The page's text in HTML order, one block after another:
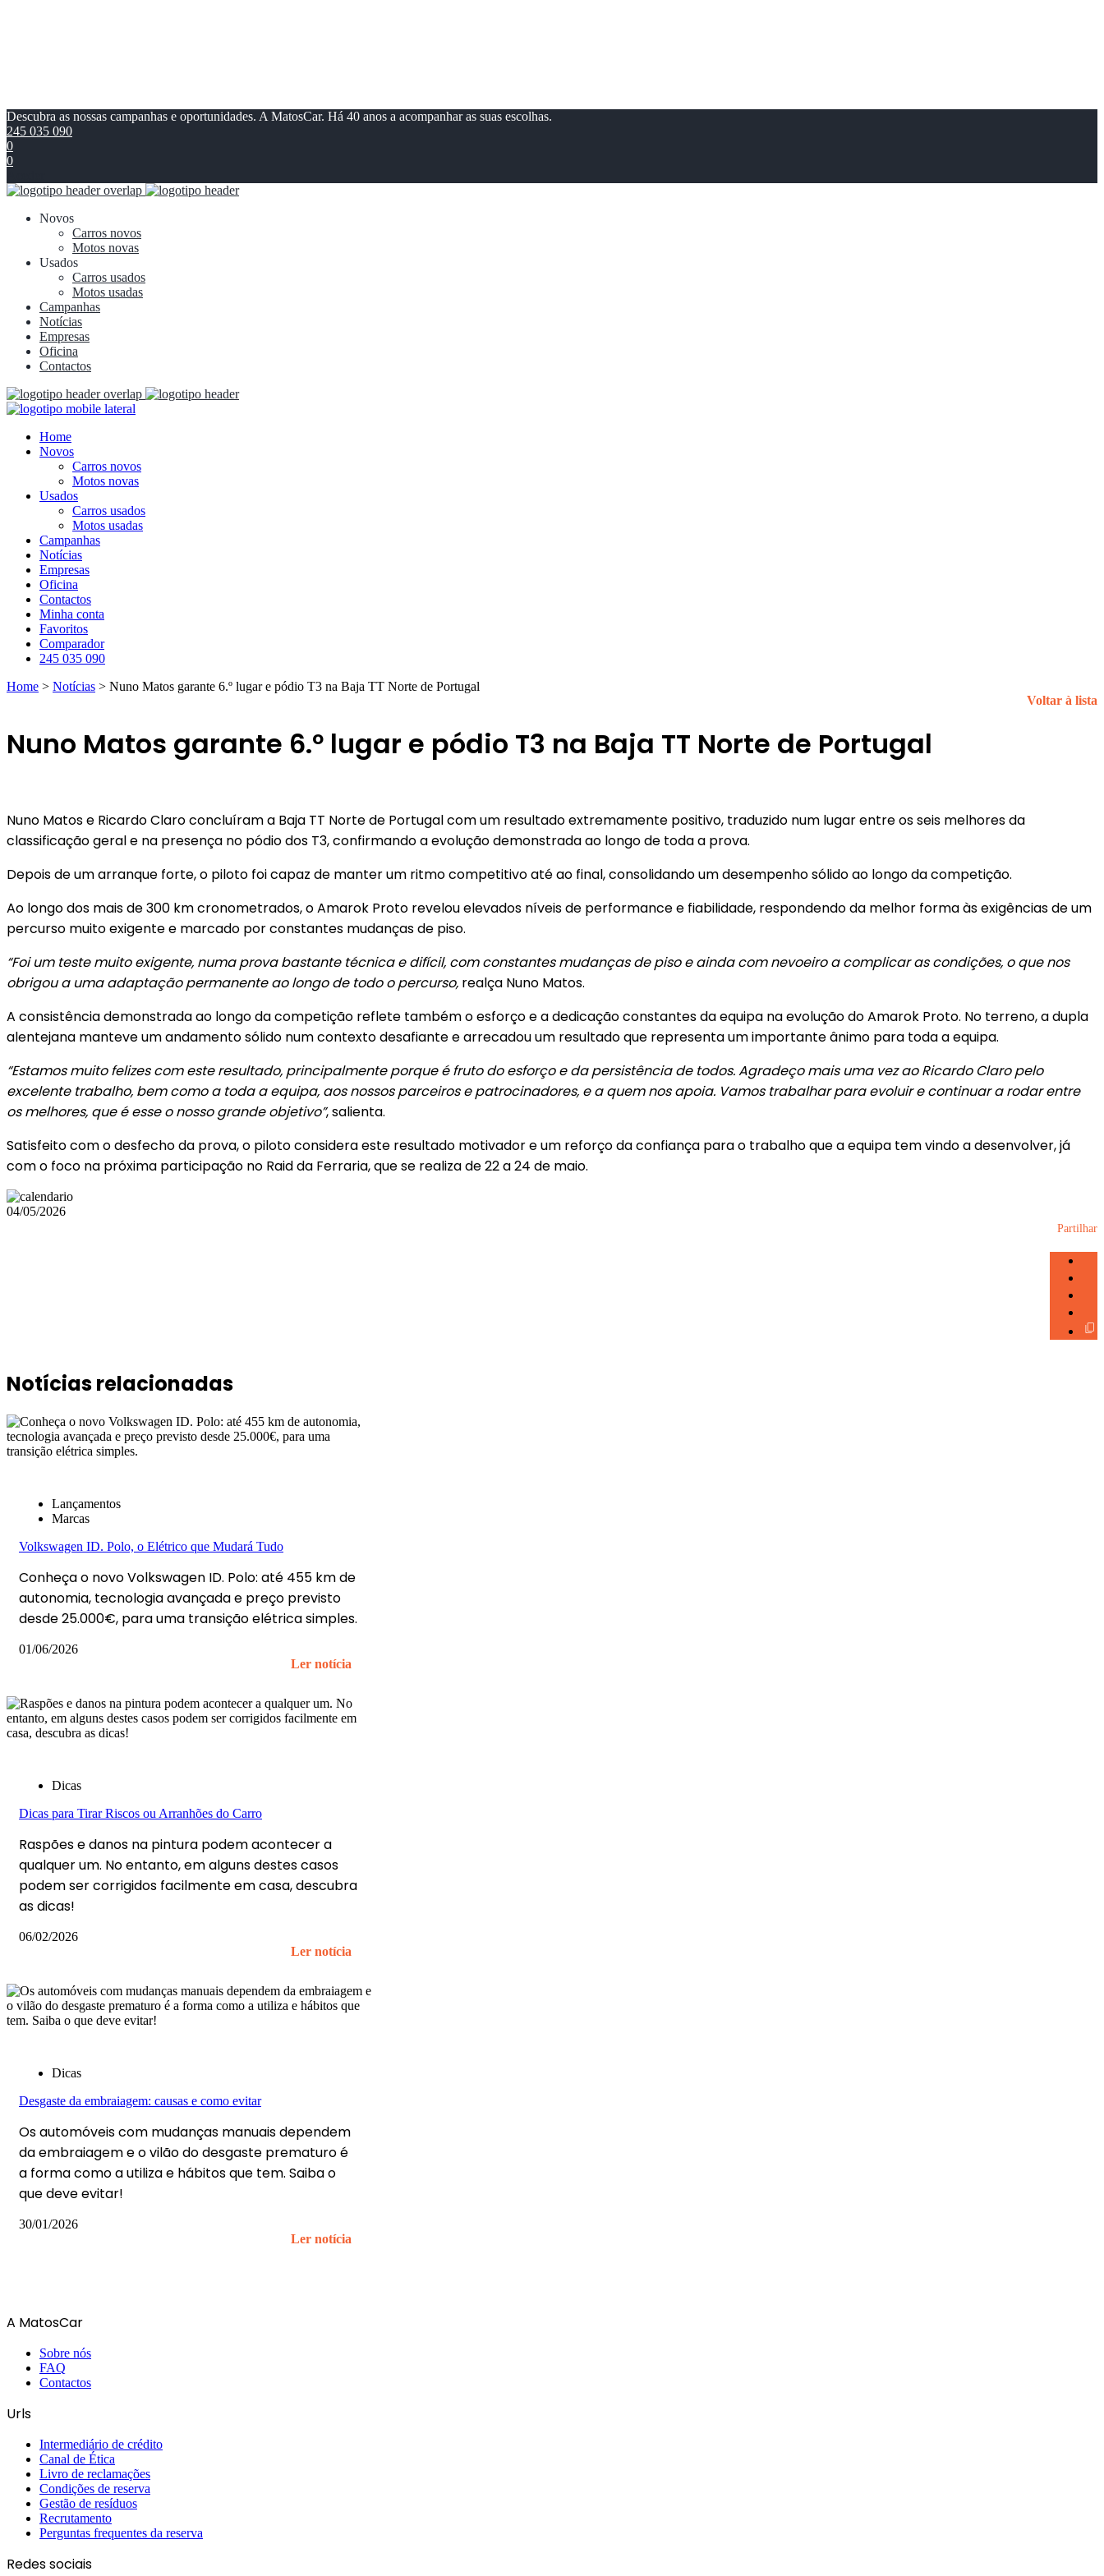
Descubra as nossas campanhas e oportunidades. A MatosCar. Há 40 anos a acompanhar as suas escolhas.
245 035 090
0
0
Novos
Carros novos
Motos novas
Usados
Carros usados
Motos usadas
Campanhas
Notícias
Empresas
Oficina
Contactos
Home
Novos
Carros novos
Motos novas
Usados
Carros usados
Motos usadas
Campanhas
Notícias
Empresas
Oficina
Contactos
Minha conta
Favoritos
Comparador
245 035 090
Home > Notícias > Nuno Matos garante 6.º lugar e pódio T3 na Baja TT Norte de Portugal
Voltar à lista
Nuno Matos garante 6.º lugar e pódio T3 na Baja TT Norte de Portugal
Nuno Matos e Ricardo Claro concluíram a Baja TT Norte de Portugal com um resultado extremamente positivo, traduzido num lugar entre os seis melhores da
classificação geral e na presença no pódio dos T3, confirmando a evolução demonstrada ao longo de toda a prova.
Depois de um arranque forte, o piloto foi capaz de manter um ritmo competitivo até ao final, consolidando um desempenho sólido ao longo da competição.
Ao longo dos mais de 300 km cronometrados, o Amarok Proto revelou elevados níveis de performance e fiabilidade, respondendo da melhor forma às exigências de um
percurso muito exigente e marcado por constantes mudanças de piso.
“Foi um teste muito exigente, numa prova bastante técnica e difícil, com constantes mudanças de piso e ainda com nevoeiro a complicar as condições, o que nos
obrigou a uma adaptação permanente ao longo de todo o percurso, realça Nuno Matos.
A consistência demonstrada ao longo da competição reflete também o esforço e a dedicação constantes da equipa na evolução do Amarok Proto. No terreno, a dupla
alentejana manteve um andamento sólido num contexto desafiante e arrecadou um resultado que representa um importante ânimo para toda a equipa.
“Estamos muito felizes com este resultado, principalmente porque é fruto do esforço e da persistência de todos. Agradeço mais uma vez ao Ricardo Claro pelo
excelente trabalho, bem como a toda a equipa, aos nossos parceiros e patrocinadores, e a quem nos apoia. Vamos trabalhar para evoluir e continuar a rodar entre
os melhores, que é esse o nosso grande objetivo”, salienta.
Satisfeito com o desfecho da prova, o piloto considera este resultado motivador e um reforço da confiança para o trabalho que a equipa tem vindo a desenvolver, já
com o foco na próxima participação no Raid da Ferraria, que se realiza de 22 a 24 de maio.
04/05/2026
Partilhar
Notícias relacionadas
Lançamentos
Marcas
Volkswagen ID. Polo, o Elétrico que Mudará Tudo
Conheça o novo Volkswagen ID. Polo: até 455 km de
autonomia, tecnologia avançada e preço previsto
desde 25.000€, para uma transição elétrica simples.
01/06/2026
Ler notícia
Dicas
Dicas para Tirar Riscos ou Arranhões do Carro
Raspões e danos na pintura podem acontecer a
qualquer um. No entanto, em alguns destes casos
podem ser corrigidos facilmente em casa, descubra
as dicas!
06/02/2026
Ler notícia
Dicas
Desgaste da embraiagem: causas e como evitar
Os automóveis com mudanças manuais dependem
da embraiagem e o vilão do desgaste prematuro é
a forma como a utiliza e hábitos que tem. Saiba o
que deve evitar!
30/01/2026
Ler notícia
A MatosCar
Sobre nós
FAQ
Contactos
Urls
Intermediário de crédito
Canal de Ética
Livro de reclamações
Condições de reserva
Gestão de resíduos
Recrutamento
Perguntas frequentes da reserva
Redes sociais